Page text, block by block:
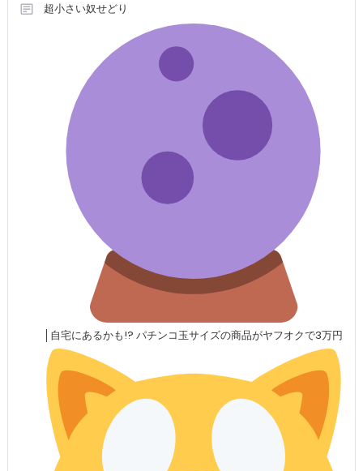
超小さい奴せどり
│自宅にあるかも!? パチンコ玉サイズの商品がヤフオクで3万円